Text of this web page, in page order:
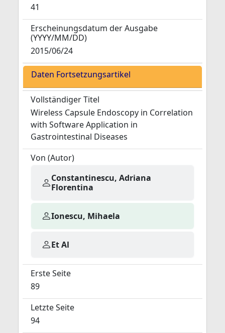
41
Erscheinungsdatum der Ausgabe
(YYYY/MM/DD)
2015/06/24
Daten Fortsetzungsartikel
Vollständiger Titel
Wireless Capsule Endoscopy in Correlation
with Software Application in
Gastrointestinal Diseases
Von (Autor)
Constantinescu, Adriana
Florentina
Ionescu, Mihaela
Et Al
Erste Seite
89
Letzte Seite
94